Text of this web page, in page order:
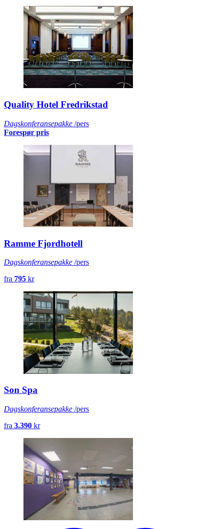
Quality Hotel Fredrikstad
Dagskonferansepakke /pers
Forespør pris
Ramme Fjordhotell
Dagskonferansepakke /pers
fra 795 kr
Son Spa
Dagskonferansepakke /pers
fra 3.390 kr